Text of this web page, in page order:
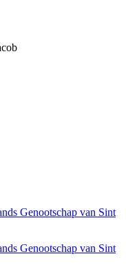
Genootschap van Sint
Genootschap van Sint